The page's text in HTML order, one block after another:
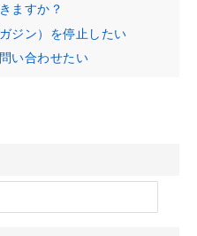
ますか？
ジン）を停止したい
い合わせたい